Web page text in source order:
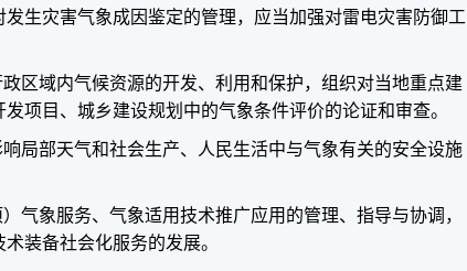
生灾害气象成因鉴定的管理，应当加强对雷电灾害防御工
域内气候资源的开发、利用和保护，组织对当地重点建
项目、城乡建设规划中的气象条件评价的论证和审查。
部天气和社会生产、人民生活中与气象有关的安全设施
象服务、气象适用技术推广应用的管理、指导与协调，
装备社会化服务的发展。